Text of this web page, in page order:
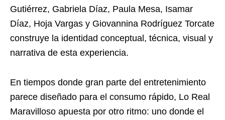
Gutiérrez, Gabriela Díaz, Paula Mesa, Isamar
Díaz, Hoja Vargas y Giovannina Rodríguez Torcate
construye la identidad conceptual, técnica, visual y
narrativa de esta experiencia.
En tiempos donde gran parte del entretenimiento
parece diseñado para el consumo rápido, Lo Real
Maravilloso apuesta por otro ritmo: uno donde el